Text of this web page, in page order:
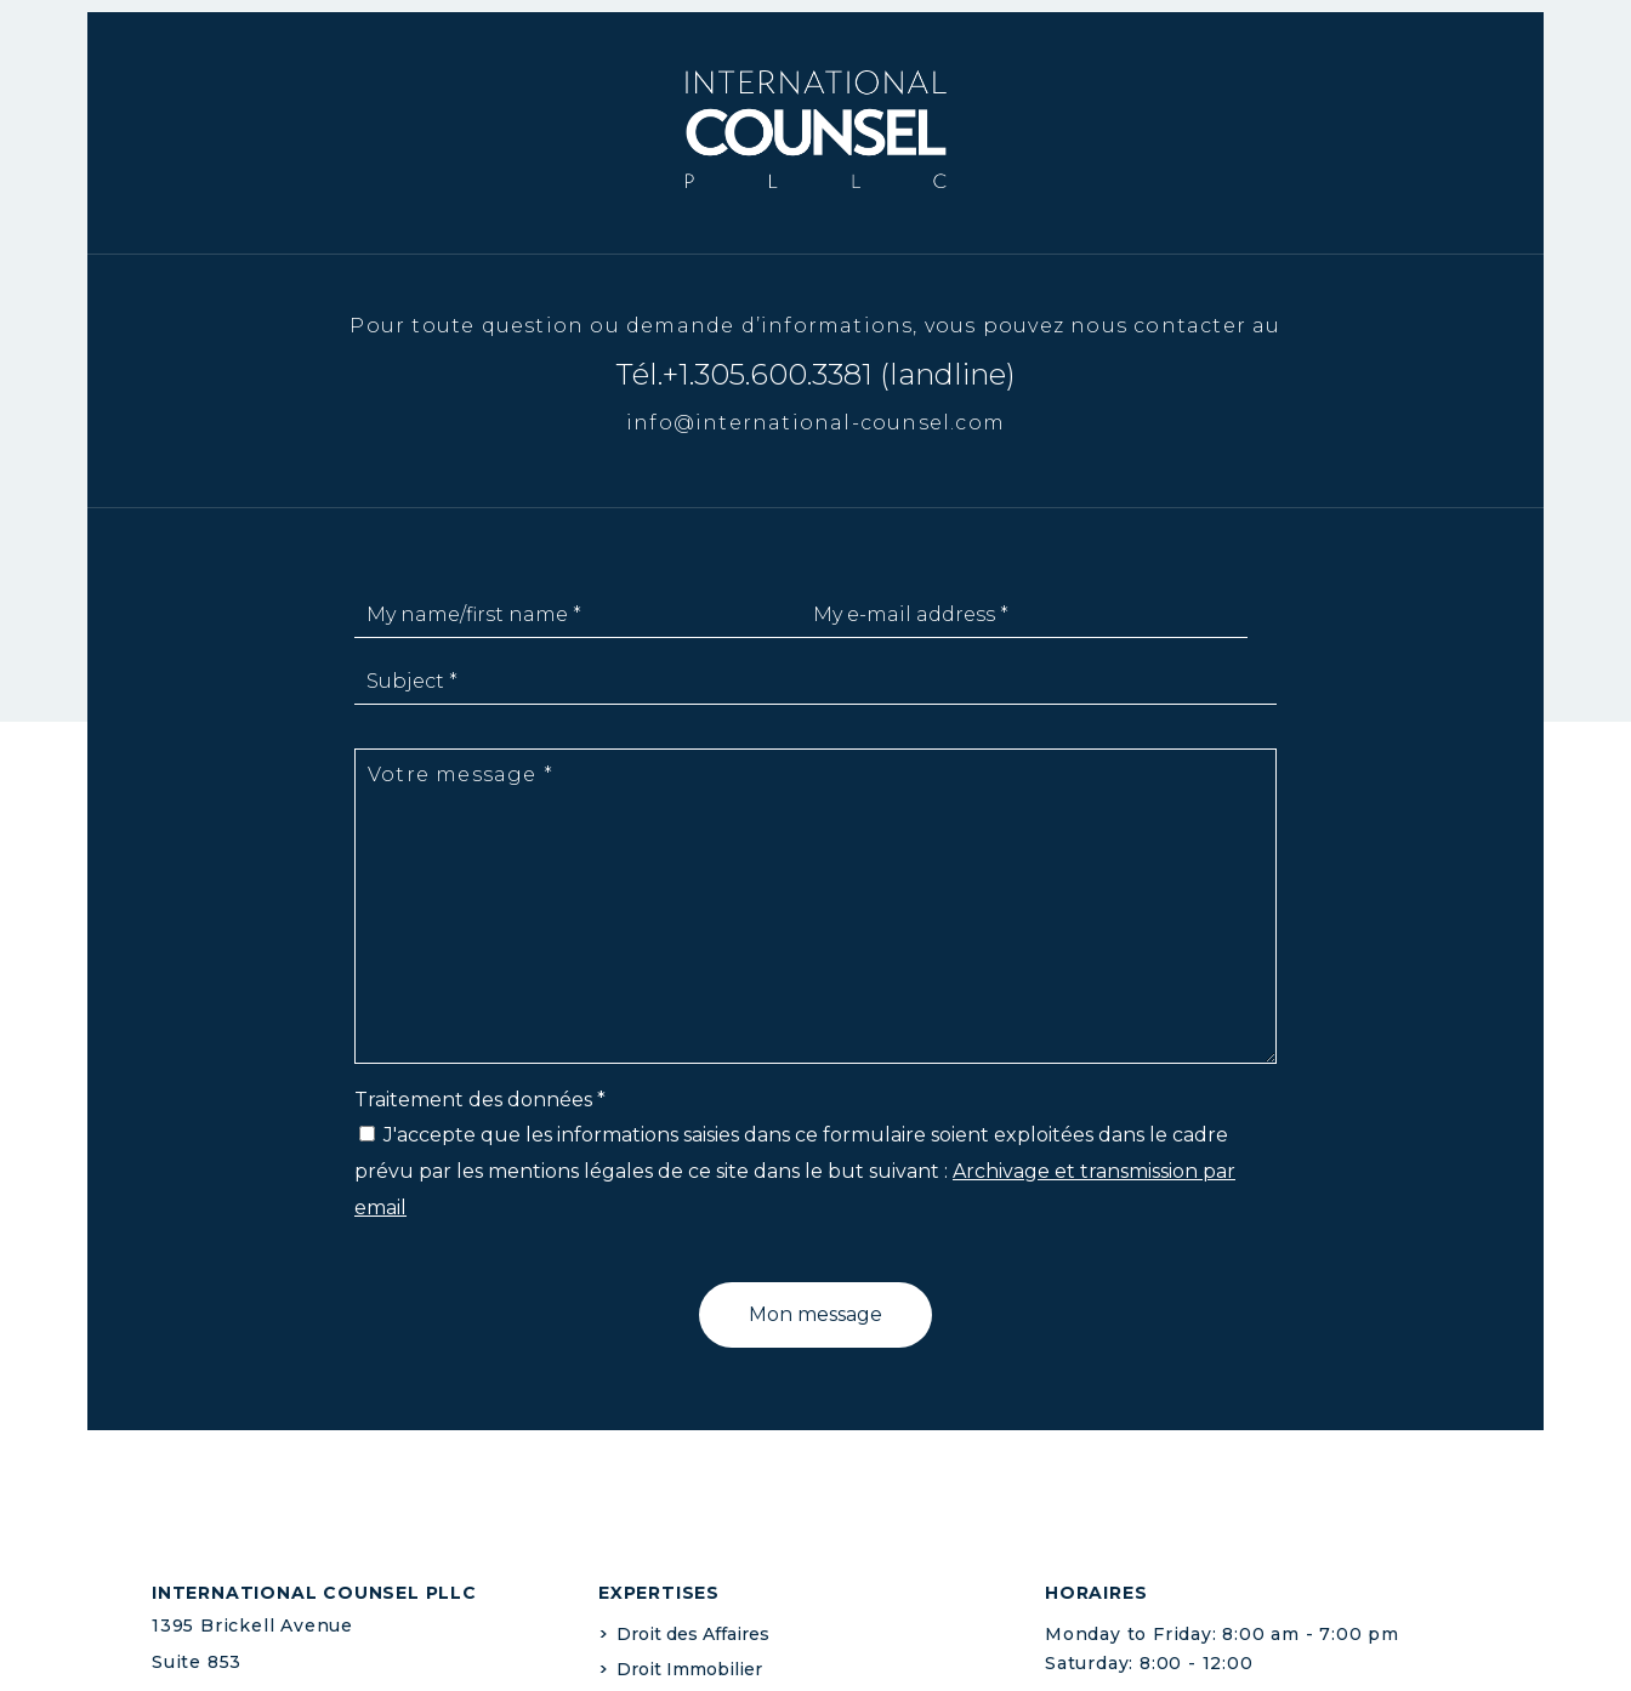
Pour toute question ou demande d’informations, vous pouvez nous contacter au
Tél.+1.305.600.3381 (landline)
info@international-counsel.com
Traitement des données *
J'accepte que les informations saisies dans ce formulaire soient exploitées dans le cadre
prévu par les mentions légales de ce site dans le but suivant : Archivage et transmission par
email
INTERNATIONAL COUNSEL PLLC
1395 Brickell Avenue
Suite 853
EXPERTISES
Droit des Affaires
Droit Immobilier
HORAIRES
Monday to Friday: 8:00 am - 7:00 pm
Saturday: 8:00 - 12:00